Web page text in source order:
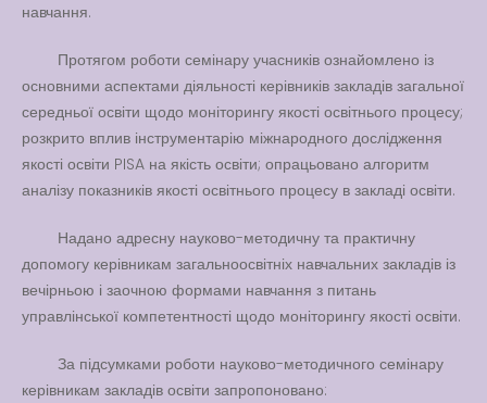
Вакансії
Вакансії ,Публічна
інформація
Читати далі
навчання.
Протягом роботи семінару учасників ознайомлено із
основними аспектами діяльності керівників закладів загальної
середньої освіти щодо моніторингу якості освітнього процесу;
розкрито вплив інструментарію міжнародного дослідження
якості освіти PISA на якість освіти; опрацьовано алгоритм
аналізу показників якості освітнього процесу в закладі освіти.
Надано адресну науково-методичну та практичну
допомогу керівникам загальноосвітніх навчальних закладів із
вечірньою і заочною формами навчання з питань
управлінської компетентності щодо моніторингу якості освіти.
За підсумками роботи науково-методичного семінару
керівникам закладів освіти запропоновано: